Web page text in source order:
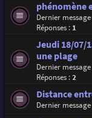
phénomène
Dernier
Réponses : 1
Jeudi 18/07/
une plage
Dernier
Réponses :2
Distance
Dernier